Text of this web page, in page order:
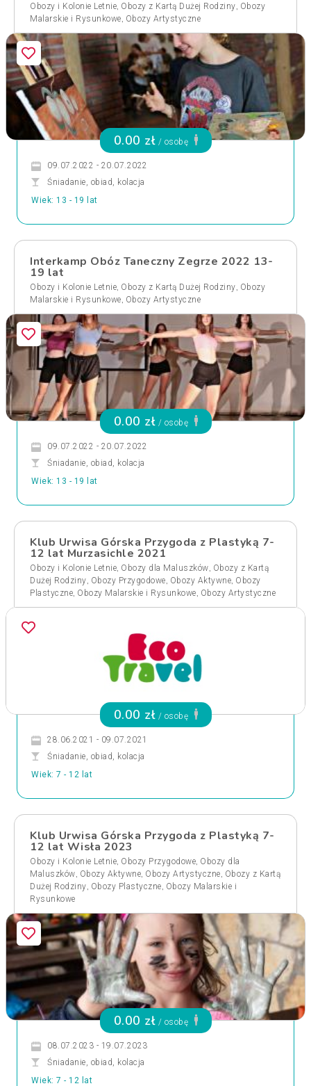
Obozy i Kolonie Letnie, Obozy z Kartą Dużej Rodziny, Obozy
Malarskie i Rysunkowe, Obozy Artystyczne
0.00 zł / osobę
09.07.2022 - 20.07.2022
Śniadanie, obiad, kolacja
Wiek: 13 - 19 lat
Interkamp Obóz Taneczny Zegrze 2022 13-
19 lat
Obozy i Kolonie Letnie, Obozy z Kartą Dużej Rodziny, Obozy
Malarskie i Rysunkowe, Obozy Artystyczne
0.00 zł / osobę
09.07.2022 - 20.07.2022
Śniadanie, obiad, kolacja
Wiek: 13 - 19 lat
Klub Urwisa Górska Przygoda z Plastyką 7-
12 lat Murzasichle 2021
Obozy i Kolonie Letnie, Obozy dla Maluszków, Obozy z Kartą
Dużej Rodziny, Obozy Przygodowe, Obozy Aktywne, Obozy
Plastyczne, Obozy Malarskie i Rysunkowe, Obozy Artystyczne
0.00 zł / osobę
28.06.2021 - 09.07.2021
Śniadanie, obiad, kolacja
Wiek: 7 - 12 lat
Klub Urwisa Górska Przygoda z Plastyką 7-
12 lat Wisła 2023
Obozy i Kolonie Letnie, Obozy Przygodowe, Obozy dla
Maluszków, Obozy Aktywne, Obozy Artystyczne, Obozy z Kartą
Dużej Rodziny, Obozy Plastyczne, Obozy Malarskie i
Rysunkowe
0.00 zł / osobę
08.07.2023 - 19.07.2023
Śniadanie, obiad, kolacja
Wiek: 7 - 12 lat